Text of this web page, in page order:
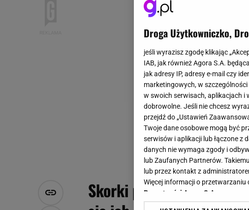
Skorki pchają się do
Droga Użytkowniczko,
jeśli wyrazisz zgodę klikając
IAB, jak również Agora S.A.
jak adresy IP, adresy e-mail czy
marketingowych, w
w swoich serwisach, aplikacjach i
dobrowolne. Jeśli nie chcesz
przejdź do „Ustawień
Twoje dane osobowe mogą być
serwisów i aplikacji lub łączone z
danych nie wymaga zgody i
lub Zaufanych Partnerów.
lub przez kontakt z
Więcej informacji o
Prywatności Agora S.A.